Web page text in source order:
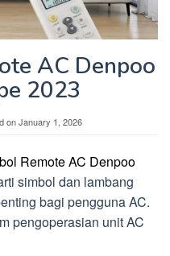
AC Denpoo
2023
onJanuary 1, 2026
Remote AC Denpoo
simbol dan lambang
bagi pengguna AC.
pengoperasian unit AC